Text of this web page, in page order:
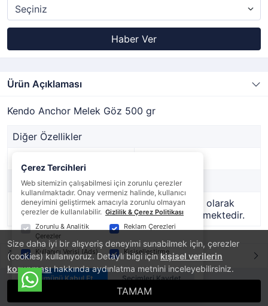
Size daha iyi bir alışveriş deneyimi sunabilmek için, çerezler
(cookies) kullanıyoruz. Detaylı bilgi içinkişisel verilerin
korunmasıhakkında aydınlatma metnini inceleyebilirsiniz.
TAMAM
Haber Ver
Ürün Açıklaması
Kendo Anchor Melek Göz 500 gr
Diğer Özellikler
Marka
KENDO
Stok Durumu
Bu ürün geçici olarak
temin edilememektedir.
Ürün Yorumları
E-Ticaret Sistemi
Çerez Tercihleri
Web sitemizin çalışabilmesi için zorunlu çerezler
kullanılmaktadır. Onay vermeniz halinde, kullanıcı
deneyimini geliştirmek amacıyla zorunlu olmayan
çerezler de kullanılabilir. Gizlilik & Çerez Politikası
Zorunlu & Analitik
Çerezler
Reklam Çerezleri
Kullanıcı Verisi (Ads) Kişiselleştirme
Tümünü Kabul Et Seçimleri Kaydet